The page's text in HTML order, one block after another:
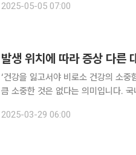
맞아 야외활동을 즐기는 이들이 늘어
2025-05-05 07:00
발생 위치에 따라 증상 다른
‘건강을 잃고서야 비로소 건강의 소
큼 소중한 것은 없다는 의미입니다.
장암이 서구화된 식습관으로 최근
2025-03-29 06:00